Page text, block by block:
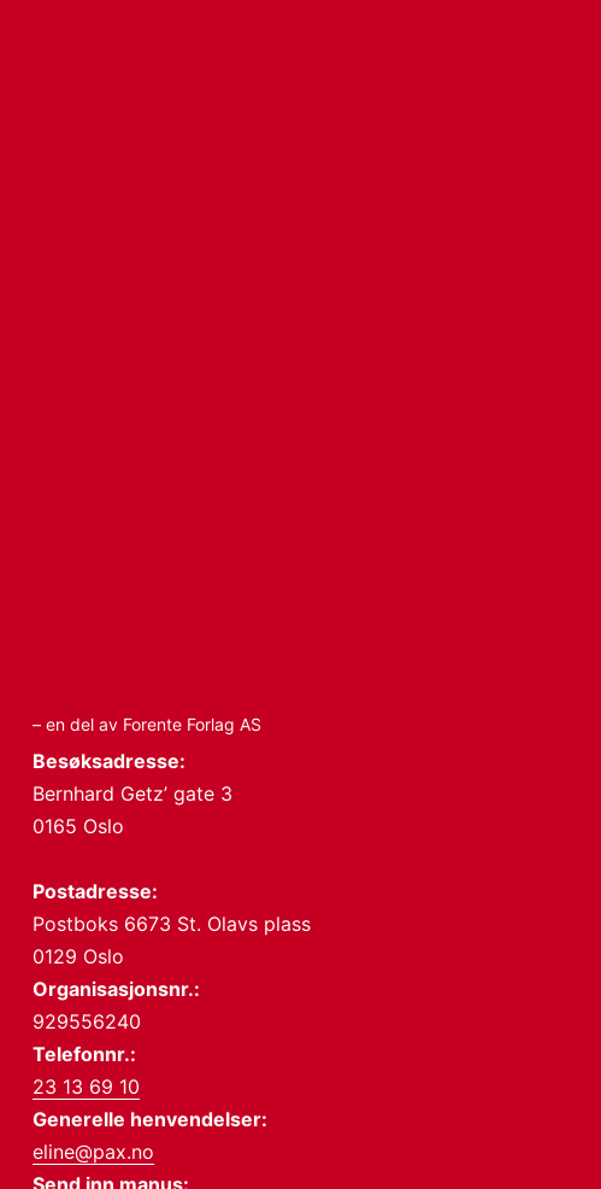
– en del av Forente Forlag AS
Besøksadresse:
Bernhard Getz’ gate 3
0165 Oslo
Postadresse:
Postboks 6673 St. Olavs plass
0129 Oslo
Organisasjonsnr.:
929556240
Telefonnr.:
23 13 69 10
Generelle henvendelser:
eline@pax.no
Send inn manus: